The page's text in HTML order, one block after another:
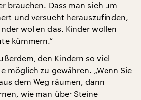
brauchen. Dass man sich um
und versucht herauszufinden,
wollen das. Kinder wollen
kümmern.“
den Kindern so viel
möglich zu gewähren. „Wenn Sie
dem Weg räumen, dann
wie man über Steine